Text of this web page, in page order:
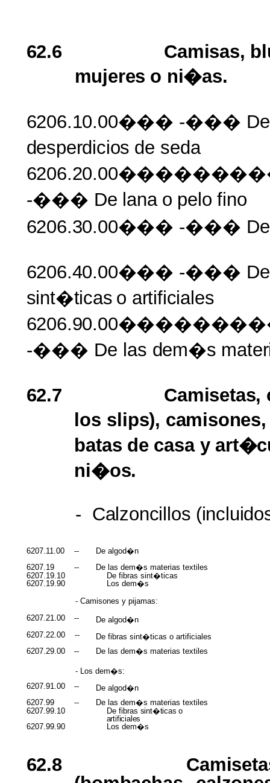
62.6 Camisas,
mujeres o ni�as.
6206.10.00��� -��� De
desperdicios de seda
-��� De lana o pelo fino
6206.30.00��� -��� De
6206.40.00��� -��� De
sint�ticas o artificiales
-��� De las dem�s
62.7
los slips),
batas de casa y
ni�os.
- Calzoncillos
6207.11.00 --
De algod�n
6207.19
--
De las dem�s materias textiles
6207.19.10
De fibras sint�ticas
6207.19.90
Los dem�s
- Camisones y pijamas:
6207.21.00 --
De algod�n
6207.22.00
--
De fibras sint�ticas o artificiales
6207.29.00
-- De las dem�s materias textiles
- Los dem�s:
6207.91.00
--
De algod�n
6207.99
--
De las dem�s materias textiles
6207.99.10
De fibras sint�ticaso
artificiales
6207.99.90
Los dem�s
62.8